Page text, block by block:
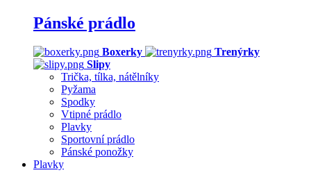
Pánské prádlo
Boxerky
Trenýrky
Slipy
Trička, tílka, nátělníky
Pyžama
Spodky
Vtipné prádlo
Plavky
Sportovní prádlo
Pánské ponožky
Plavky